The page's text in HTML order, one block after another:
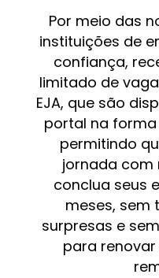
Por meio das
instituições de
confiança,
limitado de
EJA, que são
portal na
permitindo
jornada com
conclua seus
meses, sem
surpresas e
para